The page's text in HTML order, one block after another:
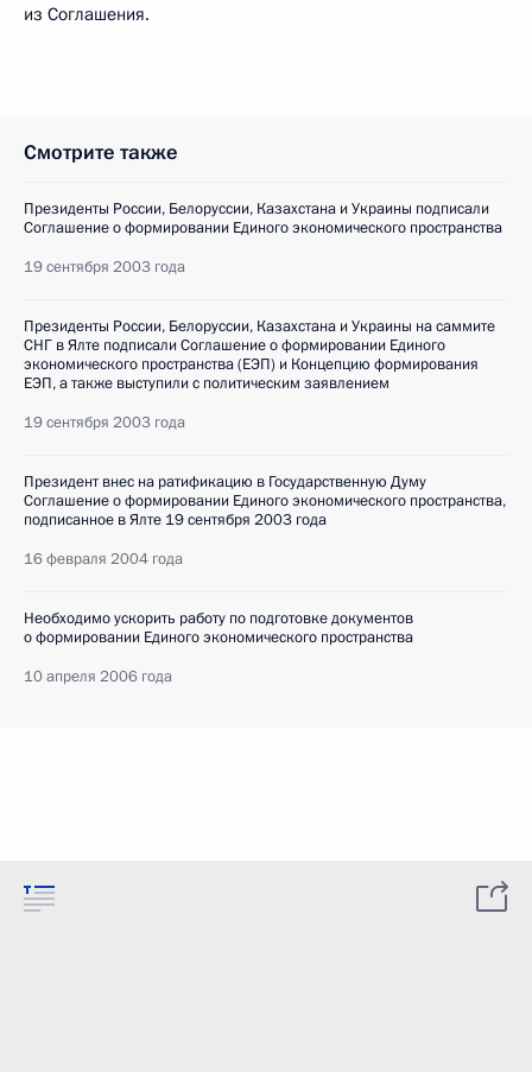
из Соглашения.
Смотрите также
Президенты России, Белоруссии, Казахстана и Украины подписали
Соглашение о формировании Единого экономического пространства
19 сентября 2003 года
Президенты России, Белоруссии, Казахстана и Украины на саммите
СНГ в Ялте подписали Соглашение о формировании Единого
экономического пространства (ЕЭП) и Концепцию формирования
ЕЭП, а также выступили с политическим заявлением
19 сентября 2003 года
Президент внес на ратификацию в Государственную Думу
Соглашение о формировании Единого экономического пространства,
подписанное в Ялте 19 сентября 2003 года
16 февраля 2004 года
Необходимо ускорить работу по подготовке документов
о формировании Единого экономического пространства
10 апреля 2006 года